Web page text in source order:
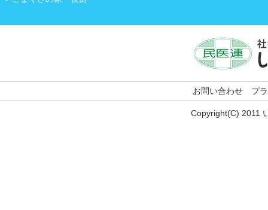
お問い合わせ プ
Copyright(C) 2011